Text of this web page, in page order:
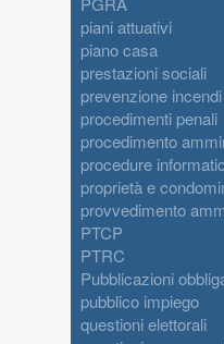
piani attuativi
piano casa
prestazioni sociali
prevenzione incendi
procedimenti penali
procedimento
procedure
proprietà e
provvedimento
PTCP
PTRC
Pubblicazioni
pubblico impiego
questioni elettorali